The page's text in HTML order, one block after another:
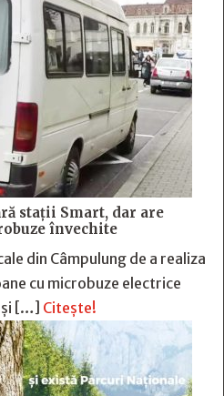
staţii Smart, dar are
învechite
din Câmpulung de a realiza
cu microbuze electrice
[…] Citește!